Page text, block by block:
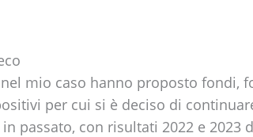
mio caso hanno proposto fondi,
per cui si è deciso di
passato, con risultati 2022 e 2023